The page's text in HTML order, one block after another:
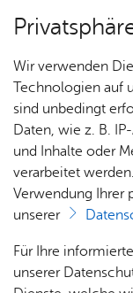
Über­sicht
Rat­
haus &
Bür­
Nach­
rich­
ten,
For­mu­la­re
Wir verwenden
Technologien auf
sind unbedingt
Daten, wie z. B.
und Inhalte oder
verarbeitet
Verwendung Ihrer
unserer
Für Ihre
unserer